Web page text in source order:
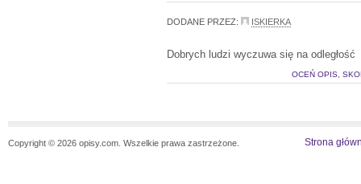
DODANE PRZEZ: ISKIERKA
Dobrych ludzi wyczuwa się na odległość
OCEŃ OPIS,
Copyright © 2026 opisy.com. Wszelkie prawa zastrzeżone. Strona